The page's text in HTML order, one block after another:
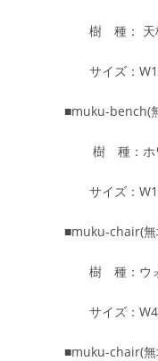
樹 種： 天板
サイズ：
■muku-bench(
樹 種：ホワ
サイズ：
■muku-chair(無
樹 種：ウォ
サイズ：
■muku-chair(